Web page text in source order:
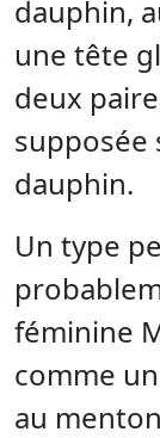
dauphin,
une tête
deux
supposée
dauphin.
Un type
féminine
comme
au